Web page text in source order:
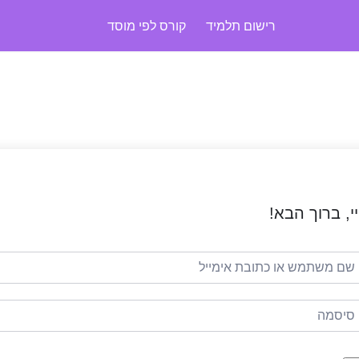
רישום תלמיד קורס לפי מוסד
ברוך הבא!